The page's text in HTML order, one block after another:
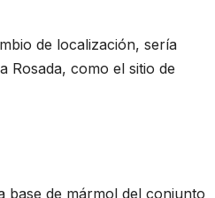
de localización, sería
Rosada, como el sitio de
base de mármol del conjunto